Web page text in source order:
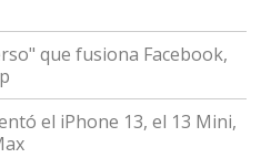
que fusiona Facebook,
el iPhone 13, el 13 Mini,